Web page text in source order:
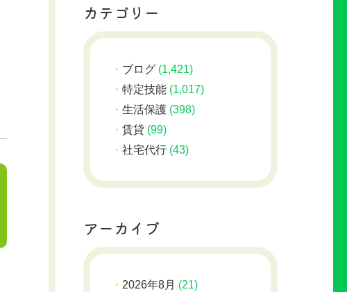
カテゴリー
ブログ (1,421)
特定技能 (1,017)
生活保護 (398)
賃貸 (99)
社宅代行 (43)
アーカイブ
2026年8月 (21)